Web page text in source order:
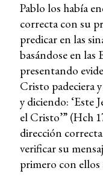
Pablo los había
correcta con su
predicar en las
basándose en las
presentando
Cristo padeciera
y diciendo: ‘Este
el Cristo’” (Hch
dirección
verificar su
primero con ellos